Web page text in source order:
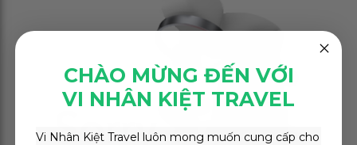
CHÀO MỪNG ĐẾN VỚI
VI NHÂN KIỆT TRAVEL
Vi Nhân Kiệt Travel luôn mong muốn cung cấp cho